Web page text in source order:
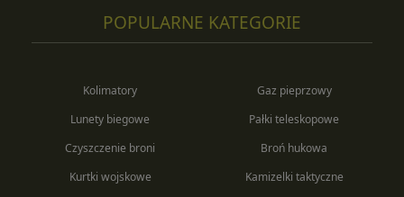
POPULARNE KATEGORIE
Kolimatory
Lunety biegowe
Czyszczenie broni
Gaz pieprzowy
Pałki teleskopowe
Broń hukowa
Kurtki wojskowe
Kamizelki taktyczne